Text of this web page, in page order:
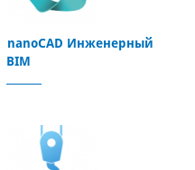
nanoCAD Инженерный
BIM